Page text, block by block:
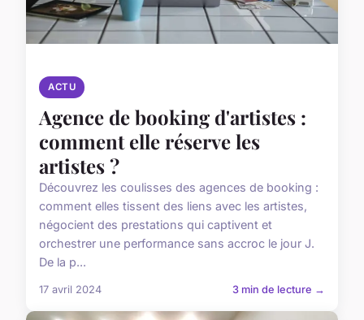
ACTU
Agence de booking d'artistes :
comment elle réserve les
artistes ?
Découvrez les coulisses des agences de booking :
comment elles tissent des liens avec les artistes,
négocient des prestations qui captivent et
orchestrer une performance sans accroc le jour J.
De la p...
17 avril 2024 3 min de lecture →